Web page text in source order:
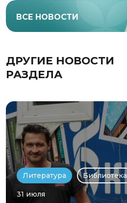
ВСЕ НОВОСТИ
ДРУГИЕ НОВОСТИ
РАЗДЕЛА
Литература Библиотека
31 июля